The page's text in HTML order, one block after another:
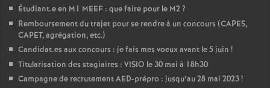
Étudiant.e en M1 MEEF : que faire pour le M2?
Remboursement du trajet pour se rendre à un concours (CAPES,
CAPET, agrégation, etc.)
Candidat.es aux concours : je fais mes voeux avant le 5 juin !
Titularisation des stagiaires : VISIO le 30 mai à 18h30
Campagne de recrutementAED-prépro : jusqu’au 28 mai 2023!